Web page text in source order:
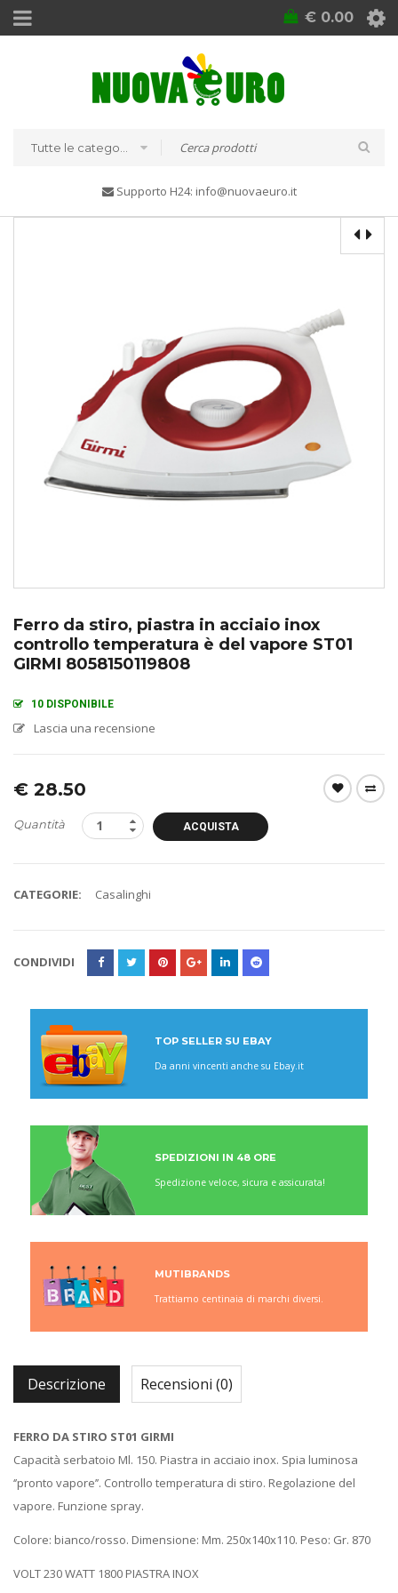
€ 0.00
Supporto H24: info@nuovaeuro.it
Ferro da stiro, piastra in acciaio inox
controllo temperatura è del vapore ST01
GIRMI 8058150119808
10 DISPONIBILE
Lascia una recensione
€ 28.50
Quantità ACQUISTA
CATEGORIE: Casalinghi
CONDIVIDI
TOP SELLER SU EBAY
Da anni vincenti anche su Ebay.it
SPEDIZIONI IN 48 ORE
Spedizione veloce, sicura e assicurata!
MUTIBRANDS
Trattiamo centinaia di marchi diversi.
Descrizione Recensioni (0)
FERRO DA STIRO ST01 GIRMI
Capacità serbatoio Ml. 150. Piastra in acciaio inox. Spia luminosa
‘’pronto vapore’’. Controllo temperatura di stiro. Regolazione del
vapore. Funzione spray.
Colore: bianco/rosso. Dimensione: Mm. 250x140x110. Peso: Gr. 870
VOLT 230 WATT 1800 PIASTRA INOX